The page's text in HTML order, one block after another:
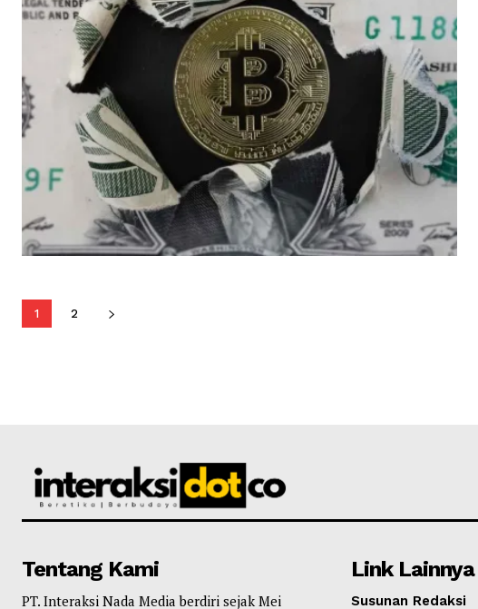
1 2
Tentang Kami
PT. Interaksi Nada Media berdiri sejak Mei
Link Lainnya
Susunan Redaksi